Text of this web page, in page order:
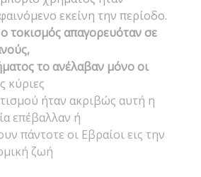
εκείνη την περίοδο.
τοκισμός απαγορευόταν σε
το ανέλαβαν μόνο οι
κύριες
ήταν ακριβώς αυτή η
επέβαλλαν ή
πάντοτε οι Εβραίοι εις την
ζωή